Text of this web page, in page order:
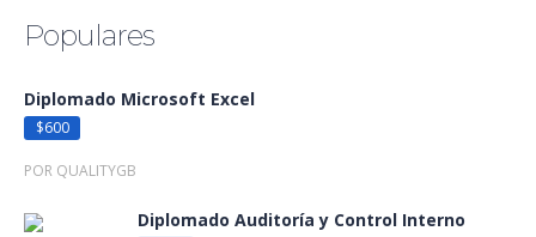
Populares
Diplomado Microsoft Excel
$600
POR QUALITYGB
Diplomado Auditoría y Control Interno